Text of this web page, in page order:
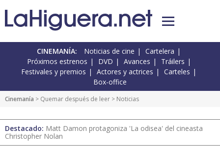
CINEMANÍA: Noticias de cine
Cartelera
Próximos estrenos
DVD Avances
Tráilers
Festivales y premios
Actores y actrices
Carteles
Box-office
Cinemanía > Quemar después de leer > Noticias
Destacado: Matt Damon protagoniza 'La odisea' del cineasta
Christopher Nolan